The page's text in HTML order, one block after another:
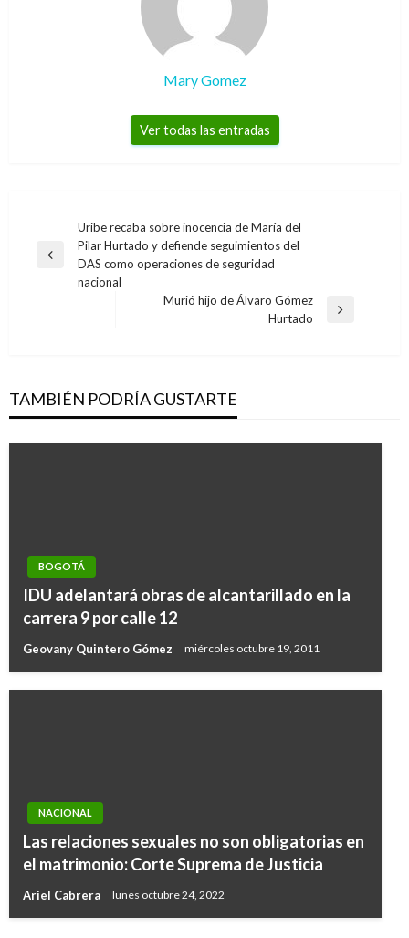
Mary Gomez
Ver todas las entradas
Navegación
de
entradas
Entrada
anterior
Uribe recaba sobre inocencia de María del
Pilar Hurtado y defiende seguimientos del
DAS como operaciones de seguridad
nacional
Murió hijo de Álvaro Gómez
Hurtado
TAMBIÉN PODRÍA GUSTARTE
BOGOTÁ
IDU adelantará obras de alcantarillado en la
carrera 9 por calle 12
Geovany Quintero Gómez miércoles octubre 19, 2011
NACIONAL
Las relaciones sexuales no son obligatorias en
el matrimonio: Corte Suprema de Justicia
Ariel Cabrera lunes octubre 24, 2022
POLÍTICA
Presidente del Congreso ratificó hundimiento
de la creación de las 16 curules para las